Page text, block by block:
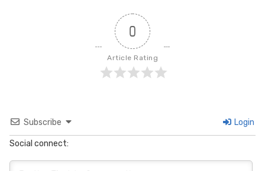
0
Article Rating
Subscribe Login
Social connect: